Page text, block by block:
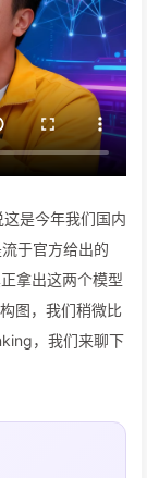
是今年我们国内
于官方给出的
拿出这两个模型
图，我们稍微比
，我们来聊下